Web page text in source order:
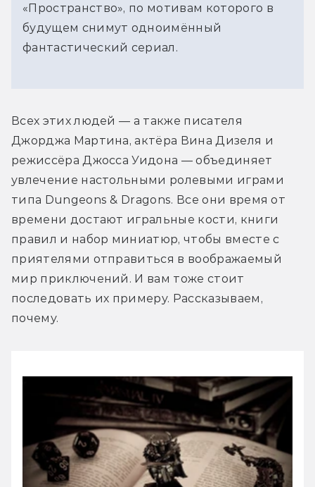
«Пространство», по мотивам которого в
будущем снимут одноимённый
фантастический сериал.
Всех этих людей — а также писателя
Джорджа Мартина, актёра Вина Дизеля и
режиссёра Джосса Уидона — объединяет
увлечение настольными ролевыми играми
типа Dungeons & Dragons. Все они время от
времени достают игральные кости, книги
правил и набор миниатюр, чтобы вместе с
приятелями отправиться в воображаемый
мир приключений. И вам тоже стоит
последовать их примеру. Рассказываем,
почему.